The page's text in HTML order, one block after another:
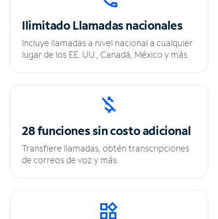
IlimitadoLlamadas nacionales
Incluye llamadas a nivel nacional a cualquier
lugar de los EE. UU., Canadá, México y más.
28 funciones sincosto adicional
Transfiere llamadas, obtén transcripciones
de correos de voz y más.